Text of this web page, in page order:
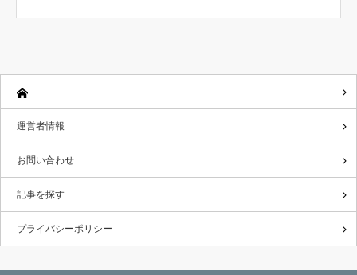
運営者情報
お問い合わせ
記事を探す
プライバシーポリシー